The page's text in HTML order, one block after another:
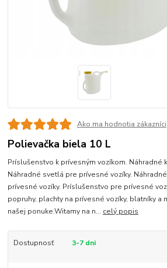
Ako ma hodnotia zákazníci
Polievačka biela 10 L
Príslušenstvo k prívesným vozíkom. Náhradné
Náhradné svetlá pre prívesné vozíky.
prívesné vozíky. Príslušenstvo pre prívesné
popruhy, plachty na prívesné vozíky, blatníky a
našej ponuke.Witamy na n... celý popis
Dostupnosť 3-7 dni